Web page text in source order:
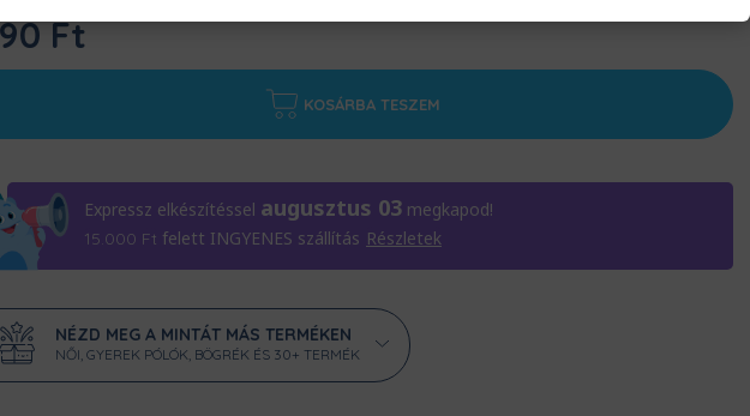
Ft
KOSÁRBA TESZEM
Expressz elkészítéssel augusztus 03 megkapod!
15.000 Ft felett INGYENES szállítás Részletek
NÉZD MEG A MINTÁT MÁS TERMÉKEN
NŐI, GYEREK PÓLÓK, BÖGRÉK ÉS 30+ TERMÉK